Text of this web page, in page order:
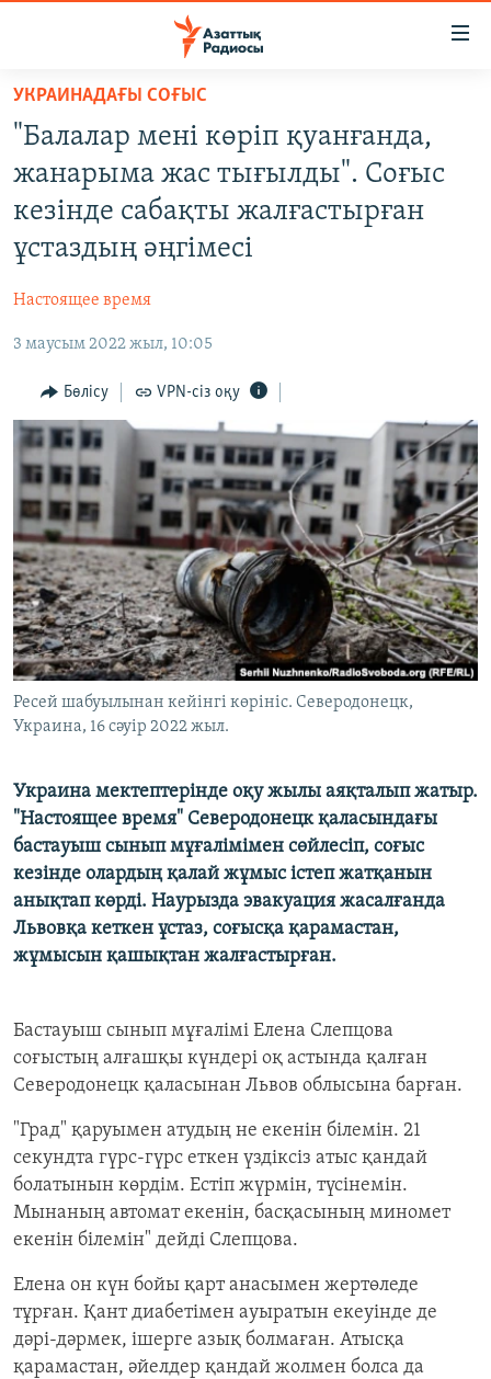
Skip
main
content
to
main
Skip
to
ЖАҢАЛЫҚТАР
AZATTYQTV
ӘЛЕУМЕТ
ӘЛЕМ
АРНАЙЫ ЖОБАЛАР
Русский
ЖАЗЫЛЫҢЫЗ
Басқа тілдерде
УКРАИНАДАҒЫ СОҒЫС
"Балалар мені көріп қуанғанда,
жанарыма жас тығылды". Соғыс
кезінде сабақты жалғастырған
ұстаздың әңгімесі
Настоящее время
3 маусым 2022 жыл, 10:05
Бөлісу VPN-сіз оқу
Ресей шабуылынан кейінгі көрініс. Северодонецк,
Украина, 16 сәуір 2022 жыл.
Украина мектептерінде оқу жылы аяқталып жатыр.
"Настоящее время" Северодонецк қаласындағы
бастауыш сынып мұғалімімен сөйлесіп, соғыс
кезінде олардың қалай жұмыс істеп жатқанын
анықтап көрді. Наурызда эвакуация жасалғанда
Львовқа кеткен ұстаз, соғысқа қарамастан,
жұмысын қашықтан жалғастырған.
Бастауыш сынып мұғалімі Елена Слепцова
соғыстың алғашқы күндері оқ астында қалған
Северодонецк қаласынан Львов облысына барған.
"Град" қаруымен атудың не екенін білемін. 21
секундта гүрс-гүрс еткен үздіксіз атыс қандай
болатынын көрдім. Естіп жүрмін, түсінемін.
Мынаның автомат екенін, басқасының миномет
екенін білемін" дейді Слепцова.
Елена он күн бойы қарт анасымен жертөледе
тұрған. Қант диабетімен ауыратын екеуінде де
дәрі-дәрмек, ішерге азық болмаған. Атысқа
қарамастан, әйелдер қандай жолмен болса да